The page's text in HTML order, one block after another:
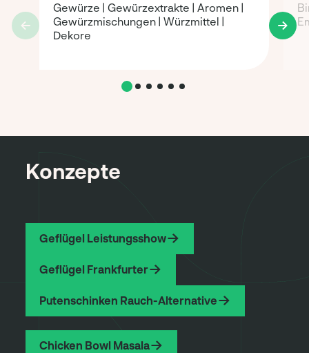
Gewürze | Gewürzextrakte | Aromen |
Gewürzmischungen | Würzmittel |
Dekore
Konzepte
Geflügel Leistungsshow
Geflügel Frankfurter
Putenschinken Rauch-Alternative
Chicken Bowl Masala